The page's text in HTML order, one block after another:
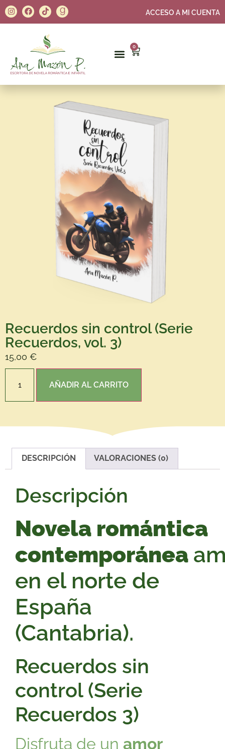
ACCESO A MI CUENTA
0
Recuerdos sin control (Serie
Recuerdos, vol. 3)
15,00 €
AÑADIR AL CARRITO
DESCRIPCIÓN VALORACIONES (0)
Descripción
Novela romántica
contemporánea
en el norte de
España
(Cantabria).
Recuerdos sin
control (Serie
Recuerdos 3)
Disfruta de un amor